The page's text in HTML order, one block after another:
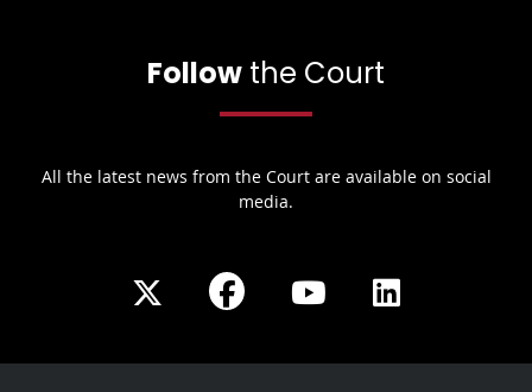
Follow the Court
All the latest news from the Court are available on social
media.
Share
X
Share
Facebook
Share
YoutubeLinkedIn